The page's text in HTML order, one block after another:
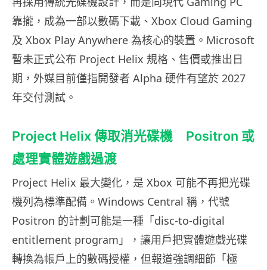
靠攏，成為一部以數碼下載、Xbox Cloud Gaming
及 Xbox Play Anywhere 為核心的裝置。Microsoft
暫未正式公布 Project Helix 規格、售價或推出日
期，外媒目前僅指開發者 Alpha 硬件有望於 2027
年交付測試。
Project Helix 傳取消光碟機 Positron 或
處理實體遊戲過渡
Project Helix 最大變化，是 Xbox 可能不再把光碟
機列為標準配備。Windows Central 稱，代號
Positron 的計劃可能是一種「disc-to-digital
entitlement program」，讓用戶把實體遊戲光碟
轉換為帳戶上的數碼授權，但報道強調細節「極